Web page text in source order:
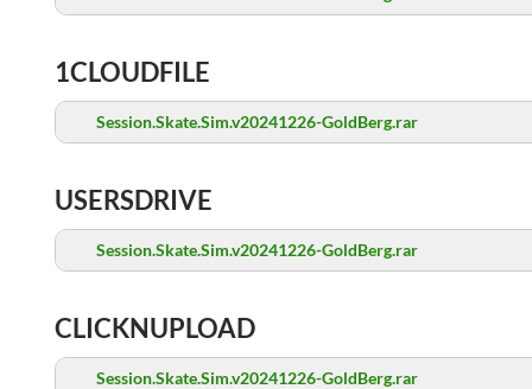
1CLOUDFILE
Session.Skate.Sim.v20241226-GoldBerg.rar
USERSDRIVE
Session.Skate.Sim.v20241226-GoldBerg.rar
CLICKNUPLOAD
Session.Skate.Sim.v20241226-GoldBerg.rar